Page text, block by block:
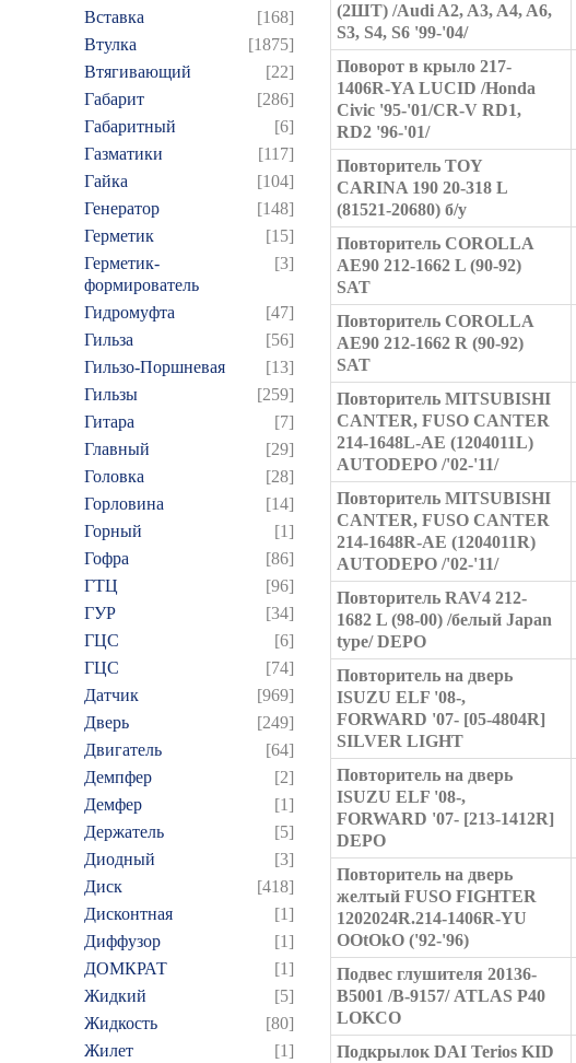
Вставка
[168]
Втулка
[1875]
Втягивающий
[22]
Габарит
[286]
Габаритный
[6]
Газматики
[117]
Гайка
[104]
Генератор
[148]
Герметик
[15]
Герметик-
формирователь
[3]
Гидромуфта
[47]
Гильза
[56]
Гильзо-Поршневая
[13]
Гильзы
[259]
Гитара
[7]
Главный
[29]
Головка
[28]
Горловина
[14]
Горный
[1]
Гофра
[86]
ГТЦ
[96]
ГУР
[34]
ГЦC
[6]
ГЦС
[74]
Датчик
[969]
Дверь
[249]
Двигатель
[64]
Демпфер
[2]
Демфер
[1]
Держатель
[5]
Диодный
[3]
Диск
[418]
Дисконтная
[1]
Диффузор
[1]
ДОМКРАТ
[1]
Жидкий
[5]
Жидкость
[80]
Жилет
[1]
(2ШТ) /Audi A2, A3, A4, A6,
S3, S4, S6 '99-'04/
Поворот в крыло 217-
1406R-YA LUCID /Honda
Civic '95-'01/CR-V RD1,
RD2 '96-'01/
Повторитель TOY
CARINA 190 20-318 L
(81521-20680) б/у
Повторитель COROLLA
AE90 212-1662 L (90-92)
SAT
Повторитель COROLLA
AE90 212-1662 R (90-92)
SAT
Повторитель MITSUBISHI
CANTER, FUSO CANTER
214-1648L-AE (1204011L)
AUTODEPO /'02-'11/
Повторитель MITSUBISHI
CANTER, FUSO CANTER
214-1648R-AE (1204011R)
AUTODEPO /'02-'11/
Повторитель RAV4 212-
1682 L (98-00) /белый Japan
type/ DEPO
Повторитель на дверь
ISUZU ELF '08-,
FORWARD '07- [05-4804R]
SILVER LIGHT
Повторитель на дверь
ISUZU ELF '08-,
FORWARD '07- [213-1412R]
DEPO
Повторитель на дверь
желтый FUSO FIGHTER
1202024R.214-1406R-YU
OOtOkO ('92-'96)
Подвес глушителя 20136-
B5001 /В-9157/ ATLAS Р40
LOKCO
Подкрылок DAI Terios KID